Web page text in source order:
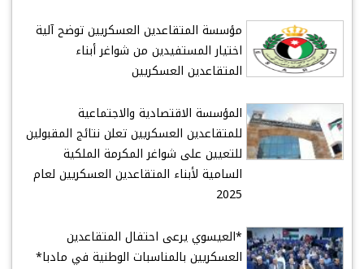
مؤسسة المتقاعدين العسكريين توضح آلية
اختيار المستفيدين من شواغر أبناء
المتقاعدين العسكريين
المؤسسة الاقتصادية والاجتماعية
للمتقاعدين العسكريين تعلن نتائج المقبولين
للتعيين على شواغر المكرمة الملكية
السامية لأبناء المتقاعدين العسكريين لعام
2025
*العيسوي يرعى احتفال المتقاعدين
العسكريين بالمناسبات الوطنية في مادبا*